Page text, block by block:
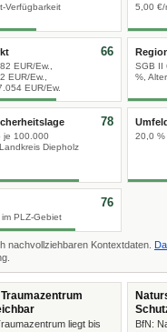
Verfügbarkeit 5,00 €/
EUR/Ew.,
EUR/Ew.,
EUR/Ew.
66
SGB II
%,
je 100.000
Diepholz
78
20,0 %
PLZ-Gebiet
76
nachvollziehbaren Kontextdaten.
liegt bis
BfN: